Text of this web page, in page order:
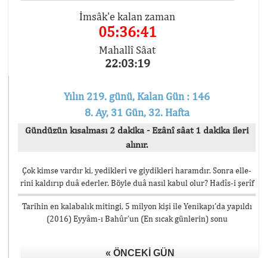
İmsâk'e kalan zaman
05:36:40
Mahallî Sâat
22:03:20
Yılın 219. günü, Kalan Gün : 146
8. Ay, 31 Gün, 32. Hafta
Gündüzün kısalması 2 dakika - Ezânî sâat 1 dakika ileri
alınır.
Çok kimse vardır ki, yedikleri ve giydikleri haramdır. Sonra elle-
rini kaldırıp duâ ederler. Böyle duâ nasıl kabul olur? Hadîs-i şerîf
Tarihin en kalabalık mitingi, 5 milyon kişi ile Yenikapı’da yapıldı
(2016) Eyyâm-ı Bahûr’un (En sıcak günlerin) sonu
« ÖNCEKI GÜN